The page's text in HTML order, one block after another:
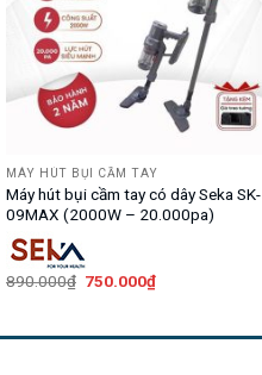
MÁY HÚT BỤI CẦM TAY
Máy hút bụi cầm tay có dây Seka SK-
09MAX (2000W – 20.000pa)
890.000₫ Giá
750.000₫Giá
750.000₫.